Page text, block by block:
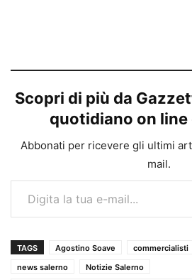
Scopri di più da
quotidiano on line
Abbonati per ricevere gli ultimi
mail.
Digita la tua e-mail...
TAGS Agostino Soave commercialisti
news salerno
Notizie Salerno